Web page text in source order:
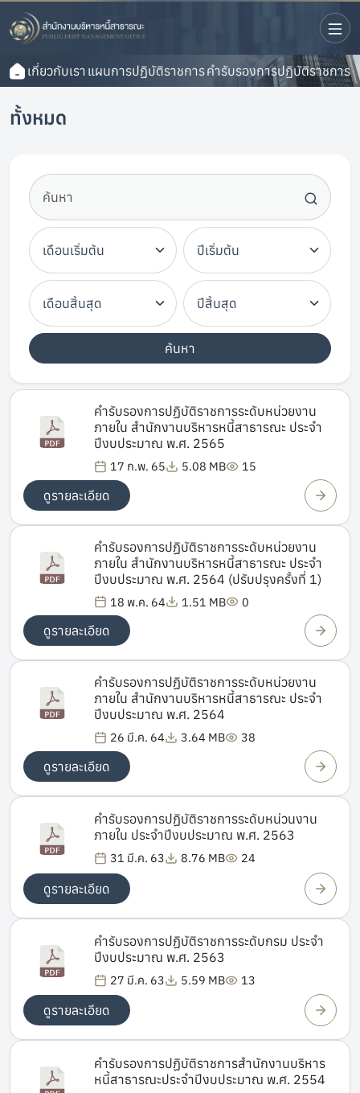
เกี่ยวกับเรา แผนการปฏิบัติราชการคำรับรองการปฏิบัติราชการ
ทั้งหมด
ค้นหา
คำรับรองการปฏิบัติราชการระดับหน่วยงาน
ภายใน สำนักงานบริหารหนี้สาธารณะ ประจำ
ปีงบประมาณ พ.ศ. 2565
17 ก.พ. 65 5.08 MB 15
ดูรายละเอียด
คำรับรองการปฏิบัติราชการระดับหน่วยงาน
ภายใน สำนักงานบริหารหนี้สาธารณะ ประจำ
ปีงบประมาณ พ.ศ. 2564 (ปรับปรุงครั้งที่ 1)
18 พ.ค. 64 1.51 MB 0
ดูรายละเอียด
คำรับรองการปฏิบัติราชการระดับหน่วยงาน
ภายใน สำนักงานบริหารหนี้สาธารณะ ประจำ
ปีงบประมาณ พ.ศ. 2564
26 มี.ค. 64 3.64 MB 38
ดูรายละเอียด
คำรับรองการปฏิบัติราชการระดับหน่วนงาน
ภายใน ประจำปีงบประมาณ พ.ศ. 2563
31 มี.ค. 63 8.76 MB 24
ดูรายละเอียด
คำรับรองการปฏิบัติราชการระดับกรม ประจำ
ปีงบประมาณ พ.ศ. 2563
27 มี.ค. 63 5.59 MB 13
ดูรายละเอียด
คำรับรองการปฏิบัติราชการสำนักงานบริหาร
หนี้สาธารณะประจำปีงบประมาณ พ.ศ. 2554